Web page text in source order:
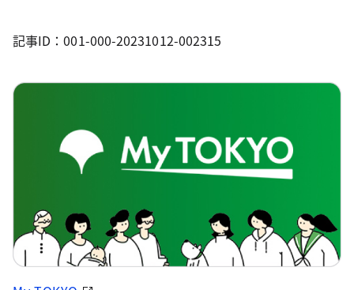
記事ID：001-000-20231012-002315